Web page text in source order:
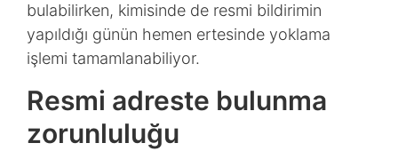
bulabilirken, kimisinde de resmi bildirimin
yapıldığı günün hemen ertesinde yoklama
işlemi tamamlanabiliyor.
Resmi adreste bulunma
zorunluluğu